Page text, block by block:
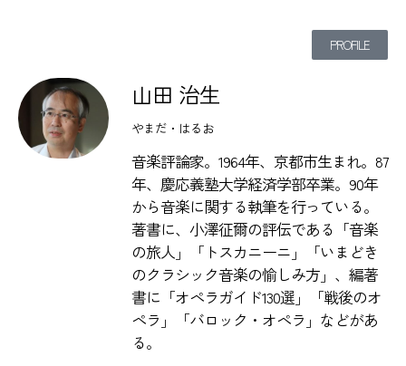
PROFILE
山田 治生
やまだ・はるお
音楽評論家。1964年、京都市生まれ。87
年、慶応義塾大学経済学部卒業。90年
から音楽に関する執筆を行っている。
著書に、小澤征爾の評伝である「音楽
の旅人」「トスカニーニ」「いまどき
のクラシック音楽の愉しみ方」、編著
書に「オペラガイド130選」「戦後のオ
ペラ」「バロック・オペラ」などがあ
る。